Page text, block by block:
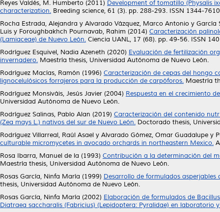
Reyes Valdés, M. Humberto (2011) Development of tomatillo (Physalis
characterization. Breeding science, 61 (3). pp. 288-293. ISSN 1344-7610
Rocha Estrada, Alejandra y Alvarado Vázquez, Marco Antonio y García
Luis y Foroughbakhch Pournavab, Rahim (2014) Caracterización
(Lamiaceae) de Nuevo León. Ciencia UANL, 17 (68). pp. 49-56. ISSN
Rodríguez Esquivel, Nadia Azeneth (2020) Evaluación de fertilización
invernadero. Maestría thesis, Universidad Autónoma de Nuevo León.
Rodríguez Macías, Ramón (1996) Caracterización de cepas del hongo
lignocelulósicos forrajeros para la producción de carpóforos. Maestría
Rodríguez Monsiváis, Jesús Javier (2004) Respuesta en el crecimiento
Universidad Autónoma de Nuevo León.
Rodríguez Salinas, Pablo Alan (2019) Caracterización del contenido
(Zea mays L.) nativos del sur de Nuevo León. Doctorado thesis,
Rodríguez Villarreal, Raúl Asael y Alvarado Gómez, Omar Guadalupe y
culturable micromycetes in avocado orchards in northeastern Mexico.
Rosa Ibarra, Manuel de la (1993) Contribución a la determinación del
Maestría thesis, Universidad Autónoma de Nuevo León.
Rosas García, Ninfa María (1999) Desarrollo de formulados asperjables
thesis, Universidad Autónoma de Nuevo León.
Rosas García, Ninfa María (2002) Elaboración de formulados de
Diatraea saccharalis (Fabricius) (Lepidoptera: Pyralidae) en laboratorio